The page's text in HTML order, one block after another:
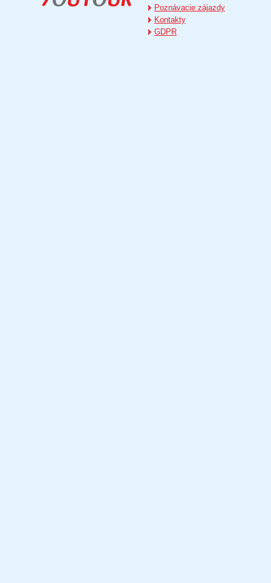
Poznávacie zájazdy
Kontakty
GDPR